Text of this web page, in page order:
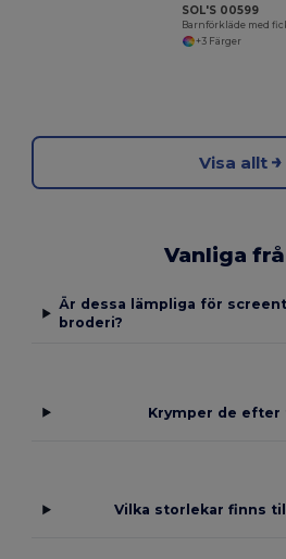
SOL'S 00599
Barnförkläde med
+3 Färger
Visa allt
Vanliga
Är dessa lämpliga för
broderi?
Krymper de efter
Vilka storlekar finns